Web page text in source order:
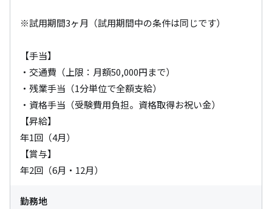
※試⽤期間3ヶ⽉（試用期間中の条件は同じです）
【手当】
・交通費（上限：月額50,000円まで）
・残業手当（1分単位で全額支給）
・資格手当（受験費用負担。資格取得お祝い金）
【昇給】
年1回（4月）
【賞与】
年2回（6月・12月）
勤務地